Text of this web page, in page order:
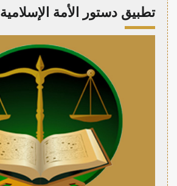
تطبيق دستور الأمة الإسلامية